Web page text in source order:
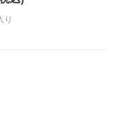
り